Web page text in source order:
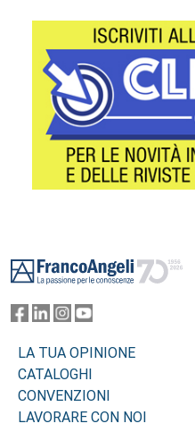
LA TUA OPINIONE
CATALOGHI
CONVENZIONI
LAVORARE CON NOI